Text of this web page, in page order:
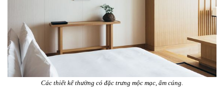
Các thiết kế thường có đặc trưng mộc mạc, ấm cúng.